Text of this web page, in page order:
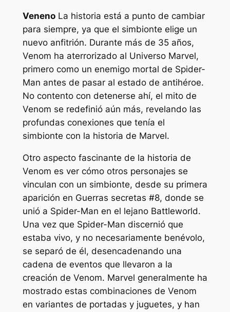
VenenoLa historia está a punto de cambiar
para siempre, ya que el simbionte elige un
nuevo anfitrión. Durante más de 35 años,
Venom ha aterrorizado al Universo Marvel,
primero como un enemigo mortal de Spider-
Man antes de pasar al estado de antihéroe.
No contento con detenerse ahí, el mito de
Venom se redefinió aún más, revelando las
profundas conexiones que tenía el
simbionte con la historia de Marvel.
Otro aspecto fascinante de la historia de
Venom es ver cómo otros personajes se
vinculan con un simbionte, desde su primera
aparición en Guerras secretas #8, donde se
unió a Spider-Man en el lejano Battleworld.
Una vez que Spider-Man discernió que
estaba vivo, y no necesariamente benévolo,
se separó de él, desencadenando una
cadena de eventos que llevaron a la
creación de Venom. Marvel generalmente ha
mostrado estas combinaciones de Venom
en variantes de portadas y juguetes, y han